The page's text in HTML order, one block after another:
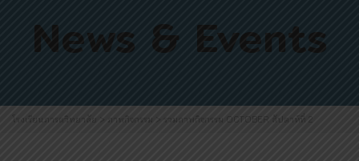
News & Events
โรงเรียนภารตวิทยาลัย > ภาพกิจกรรม > รวมภาพกิจกรรม OCTOBER สัปดาห์ที่ 2